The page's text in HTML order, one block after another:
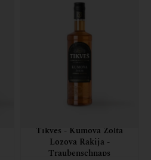
Tikves - Kumova Zolta
Lozova Rakija -
Traubenschnaps